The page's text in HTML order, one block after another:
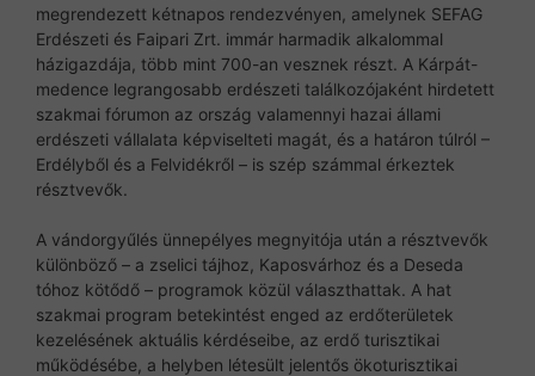
megrendezett kétnapos rendezvényen, amelynek SEFAG
Erdészeti és Faipari Zrt. immár harmadik alkalommal
házigazdája, több mint 700-an vesznek részt. A Kárpát-
medence legrangosabb erdészeti találkozójaként hirdetett
szakmai fórumon az ország valamennyi hazai állami
erdészeti vállalata képviselteti magát, és a határon túlról –
Erdélyből és a Felvidékről – is szép számmal érkeztek
résztvevők.
A vándorgyűlés ünnepélyes megnyitója után a résztvevők
különböző – a zselici tájhoz, Kaposvárhoz és a Deseda
tóhoz kötődő – programok közül választhattak. A hat
szakmai program betekintést enged az erdőterületek
kezelésének aktuális kérdéseibe, az erdő turisztikai
működésébe, a helyben létesült jelentős ökoturisztikai